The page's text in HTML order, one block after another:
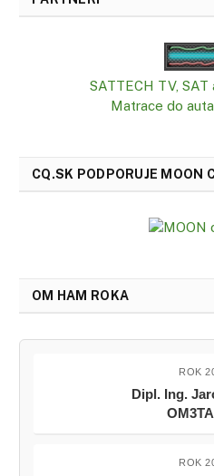
SATTECH TV,
Matrace do
CQ.SK PODPORUJE MOON
OM HAM ROKA
ROK
Dipl. Ing.
ROK